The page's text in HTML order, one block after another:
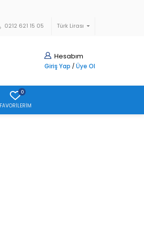
Türk Lirası
0212 621 15 05
Hesabım
Giriş Yap / Üye Ol
0
FAVORILERIM